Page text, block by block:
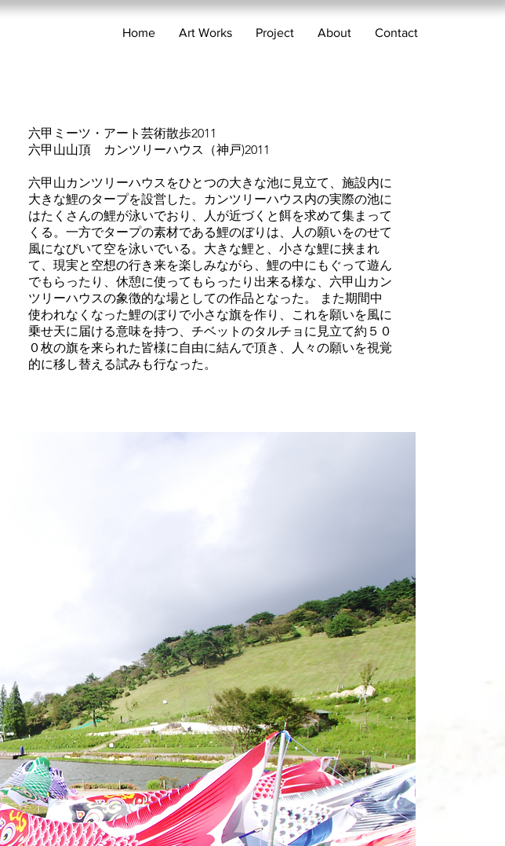
Home Art Works Project About Contact
六甲ミーツ・アート芸術散歩2011
六甲山山頂
カンツリーハウス（神戸)2011
六甲山カンツリーハウスをひとつの大きな池に見立て、施設内に
大きな鯉のタープを設営した。カンツリーハウス内の実際の池に
はたくさんの鯉が泳いでおり、人が近づくと餌を求めて集まって
くる。一方でタープの素材である鯉のぼりは、人の願いをのせて
風になびいて空を泳いでいる。大きな鯉と、小さな鯉に挟まれ
て、現実と空想の行き来を楽しみながら、鯉の中にもぐって遊ん
でもらったり、休憩に使ってもらったり出来る様な、六甲山カン
ツリーハウスの象徴的な場としての作品となった。 また期間中
使われなくなった鯉のぼりで小さな旗を作り、これを願いを風に
乗せ天に届ける意味を持つ、チベットのタルチョに見立て約５０
０枚の旗を来られた皆様に自由に結んで頂き、人々の願いを視覚
的に移し替える試みも行なった。